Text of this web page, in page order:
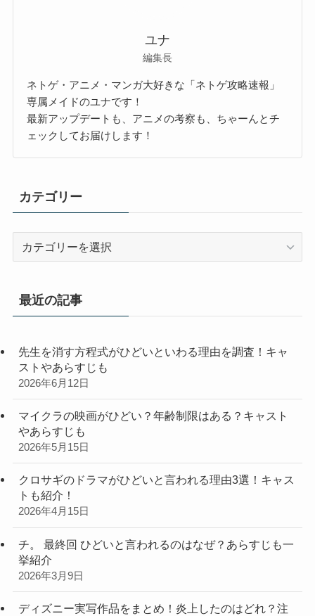
ユナ
編集長
ネトゲ・アニメ・マンガ大好きな「ネトゲ攻略速報」
専属メイドのユナです！
最新アップデートも、アニメの考察も、ちゃーんとチ
ェックしてお届けします！
カテゴリー
リ
最近の記事
先生を消す方程式がひどいといわる理由を調査！キャ
ストやあらすじも
2026年6月12日
マイクラの映画がひどい？年齢制限はある？キャスト
やあらすじも
2026年5月15日
クロサギのドラマがひどいと言われる理由3選！キャス
トも紹介！
2026年4月15日
チ。 最終回 ひどいと言われるのはなぜ？あらすじも一
挙紹介
2026年3月9日
ディズニー実写作品をまとめ！炎上したのはどれ？注